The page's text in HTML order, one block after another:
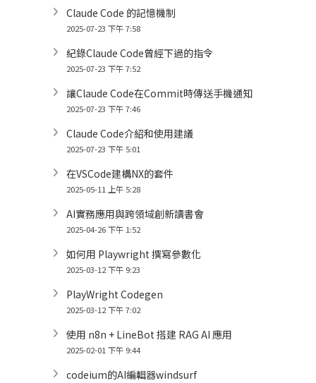
Claude Code 的記憶機制
2025-07-23 下午 7:58
紀錄Claude Code曾經下過的指令
2025-07-23 下午 7:52
讓Claude Code在Commit時傳送手機通知
2025-07-23 下午 7:46
Claude Code介紹和使用建議
2025-07-23 下午 5:01
在VSCode建構NX的套件
2025-05-11 上午 5:28
AI實務應用與跨領域創新讀書會
2025-04-26 下午 1:52
如何用 Playwright 撰寫參數化
2025-03-12 下午 9:23
PlayWright Codegen
2025-03-12 下午 7:02
使用 n8n + LineBot 搭建 RAG AI 應用
2025-02-01 下午 9:44
codeium的AI編輯器windsurf